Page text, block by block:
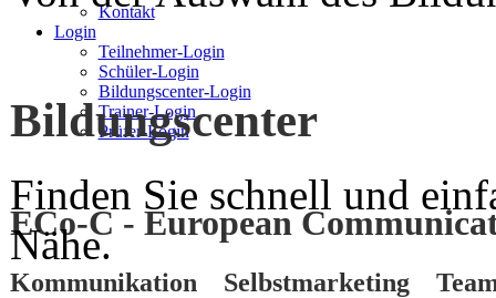
Kontakt
Login
Teilnehmer-Login
Schüler-Login
Bildungscenter-Login
Trainer-Login
Prüfer-Login
ECo-C - European
Kommunikation Selbstmarketing
Bildungscenter
Finden Sie schnell und
Nähe.